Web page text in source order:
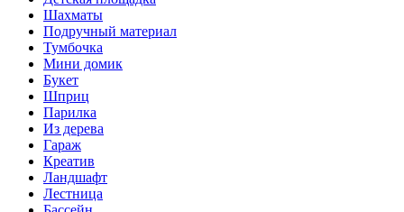
Шахматы
Подручный материал
Тумбочка
Мини домик
Букет
Шприц
Парилка
Из дерева
Гараж
Креатив
Ландшафт
Лестница